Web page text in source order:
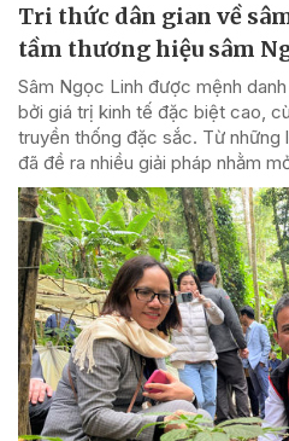
Tri thức dân gian về
tầm thương hiệu sâm
Sâm Ngọc Linh được mệnh
bởi giá trị kinh tế đặc biệt cao,
truyền thống đặc sắc. Từ những
đã đề ra nhiều giải pháp nhằm